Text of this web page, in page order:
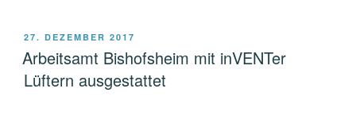
VERÖFFENTLICHT
AM
27. DEZEMBER 2017
Arbeitsamt Bishofsheim mit inVENTer
Lüftern ausgestattet